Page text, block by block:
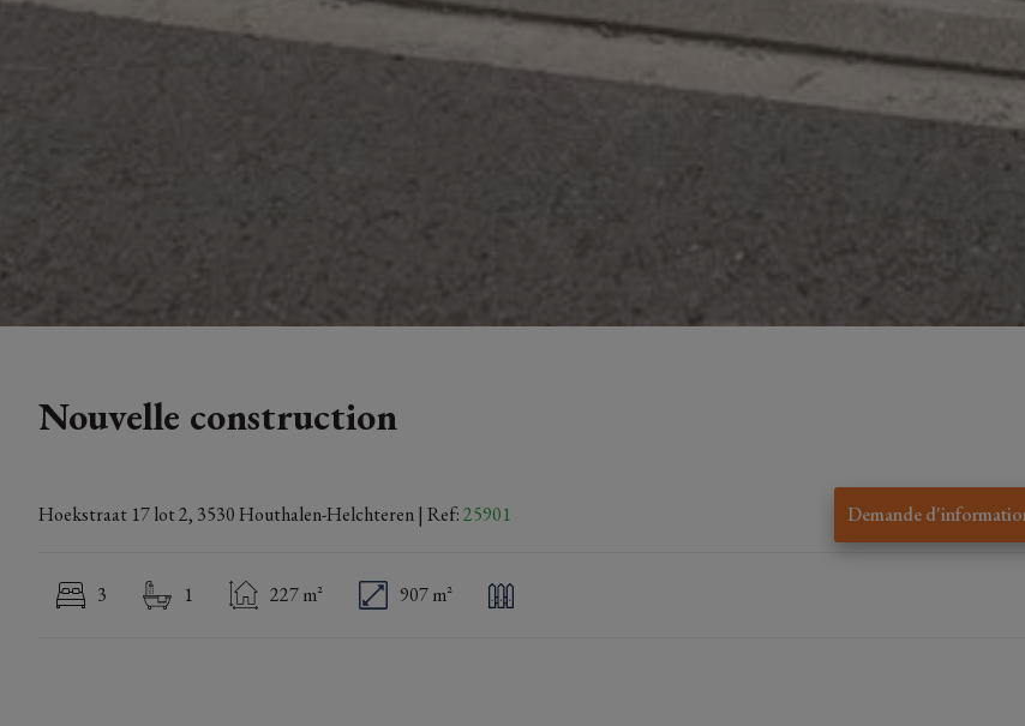
Nouvelle construction
Hoekstraat 17 lot 2, 3530 Houthalen-Helchteren| Ref:25901 Demande
3 1 227 m² 907 m²